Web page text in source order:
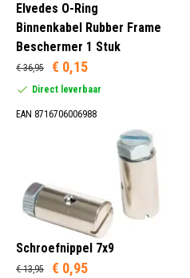
Elvedes O-Ring
Binnenkabel Rubber Frame
Beschermer 1 Stuk
€ 36,95 € 0,15
Direct leverbaar
EAN 8716706006988
Schroefnippel 7x9
€ 13,95 € 0,95